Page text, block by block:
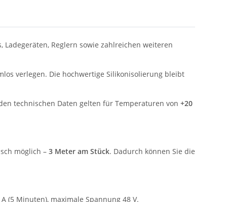
Reglern sowie zahlreichen weiteren
verlegen. Die hochwertige Silikonisolierung bleibt
technischen Daten gelten für Temperaturen von +20
möglich – 3 Meter am Stück. Dadurch können Sie die
(5 Minuten), maximale Spannung 48 V.